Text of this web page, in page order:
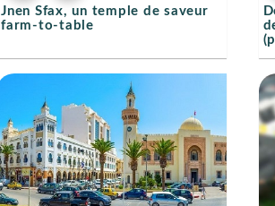
Jnen Sfax, un temple de saveur
farm-to-table